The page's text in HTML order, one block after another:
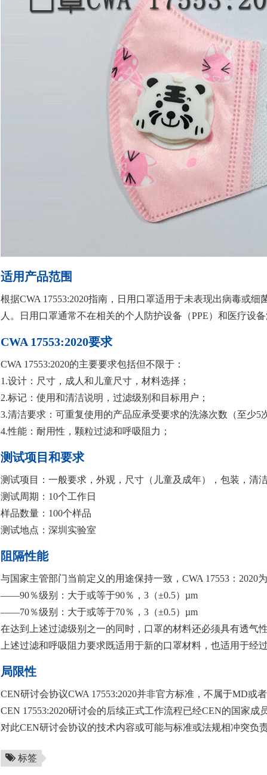
适用产品范围
根据CWA 17553:2020指南，日用口罩适用于未表现出病毒或
人。日用口罩通常不在相关的个人防护设备（PPE）和医疗设备
CWA 17553:2020要求
CWA 17553:2020的主要要求包括但不限于：
1.设计：尺寸，成人和儿童尺寸，材料选择；
2.标记：使用和清洁说明，过滤级别和目标用户；
3.清洁要求：可重复使用的产品应承受要求的洗涤次数（至少5
4.性能：耐用性，颗粒过滤和呼吸阻力；
测试项目和要求
测试项目：一般要求，外观，尺寸（儿童及成年），包装，清
测试周期：10个工作日
样品数量：100个样品
测试地点：深圳实验室
阻隔性能
与国家主管部门当前定义的用途保持一致，CWA 17553：2020
——90％级别：大于或等于90％，3（±0.5）µm
——70％级别：大于或等于70％，3（±0.5）µm
在达到上述过滤级别之一的同时，口罩的材料还必须具有透气
上述过滤和呼吸阻力要求既适用于新的口罩材料，也适用于经
局限性
CEN研讨会协议CWA 17553:2020并非官方标准，不属于MD或
CEN 17553:2020研讨会的后续正式工作流程已经CEN的国家
对此CEN研讨会协议的技术内容或可能与标准或法规相冲突负责
标签